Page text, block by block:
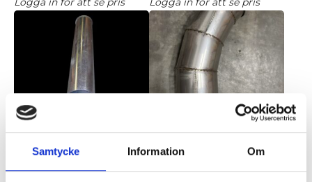
Samtycke Information Om
Rör 310mm L=2,0 galv
Logga in för att se pris
Rörböj 310 mm 60°
Logga in för att se pris